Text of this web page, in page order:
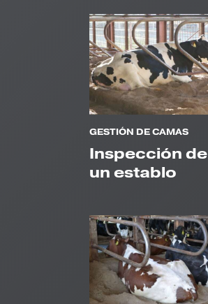
GESTIÓN DE CAMAS
Inspección de
un establo